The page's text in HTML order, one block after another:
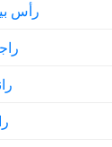
رأس